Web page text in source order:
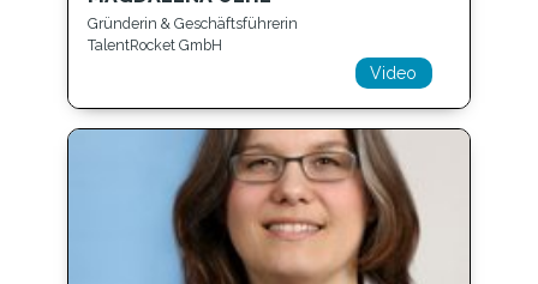
Gründerin & Geschäftsführerin
TalentRocket GmbH
Video